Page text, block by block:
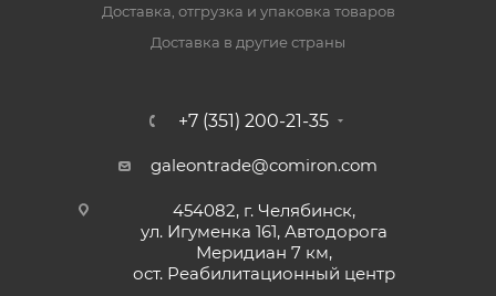
Доставка, отгрузка и упаковка товаров
Доставка в другие страны
+7 (351) 200-21-35
galeontrade@comiron.com
454082, г. Челябинск,
ул. Игуменка 161, Автодорога
Меридиан 7 км,
ост. Реабилитационный центр